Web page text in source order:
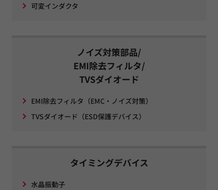
可変インダクタ
ノイズ対策部品/
EMI除去フィルタ/
TVSダイオード
EMI除去フィルタ（EMC・ノイズ対策）
TVSダイオード（ESD保護デバイス）
タイミングデバイス
水晶振動子